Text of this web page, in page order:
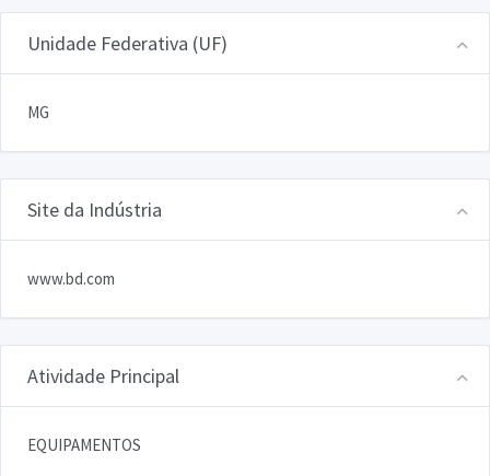
Unidade Federativa (UF)
MG
Site da Indústria
www.bd.com
Atividade Principal
EQUIPAMENTOS